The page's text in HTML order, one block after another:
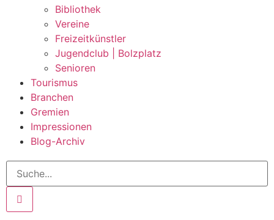
Bibliothek
Vereine
Freizeitkünstler
Jugendclub | Bolzplatz
Senioren
Tourismus
Branchen
Gremien
Impressionen
Blog-Archiv